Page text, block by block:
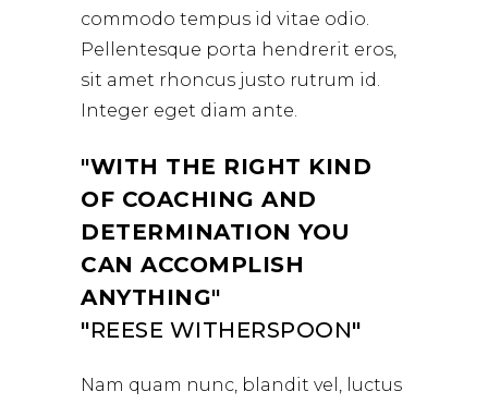
commodo tempus id vitae odio.
Pellentesque porta hendrerit eros,
sit amet rhoncus justo rutrum id.
Integer eget diam ante.
WITH THE RIGHT KIND
OF COACHING AND
DETERMINATION YOU
CAN ACCOMPLISH
ANYTHING
REESE WITHERSPOON
Nam quam nunc, blandit vel, luctus